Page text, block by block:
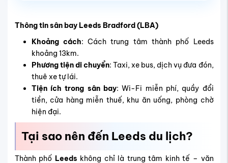
Thông tin sân bay Leeds Bradford (LBA)
Khoảng cách: Cách trung tâm thành phố Leeds
khoảng 13km.
Phương tiện di chuyển: Taxi, xe bus, dịch vụ đưa đón,
thuê xe tự lái.
Tiện ích trong sân bay: Wi-Fi miễn phí, quầy đổi
tiền, cửa hàng miễn thuế, khu ăn uống, phòng chờ
hiện đại.
Tại sao nên đến Leeds du lịch?
Thành phố Leeds không chỉ là trung tâm kinh tế – văn